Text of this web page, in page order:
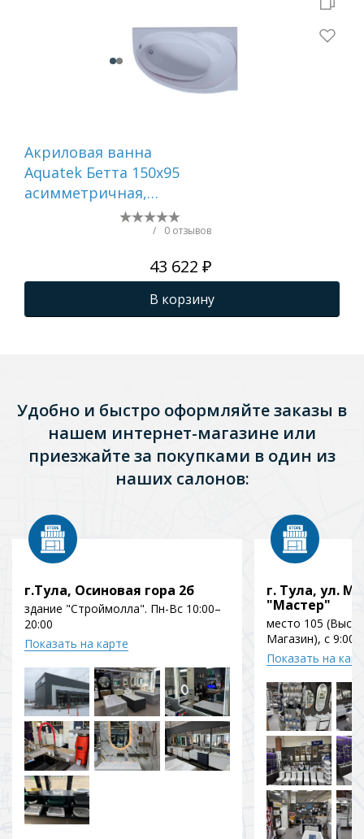
Акриловая ванна
Aquatek Бетта 150x95
асимметричная,
Правосторонняя, с
каркасом и экраном,
/ 0 отзывов
43 622 ₽
В корзину
Удобно и быстро оформляйте заказы в
нашем интернет-магазине или
приезжайте за покупками в один из
наших салонов:
г.Тула, Осиновая гора 2б
здание "Строймолла". Пн-Вс 10:00–
20:00
Показать на карте
г. Тула, ул.
"Мастер"
место 105
Магазин), с 9:00
Показать на